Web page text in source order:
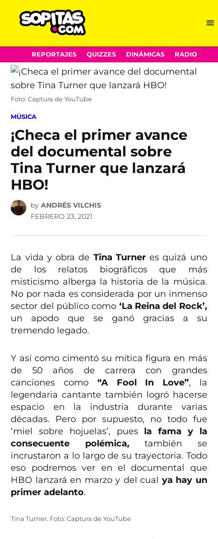
Skip
to
content
REPORTAJES QUIZZES DINÁMICAS RADIO
Foto: Captura de YouTube
POSTED
MÚSICA
¡Checa el primer avance
del documental sobre
Tina Turner que lanzará
HBO!
by ANDRÉS VILCHIS
FEBRERO 23, 2021
La vida y obra de Tina Turneres quizá uno
de los relatos biográficos que más
misticismo alberga la historia de la música.
No por nada es considerada por un inmenso
sector del público como ‘La Reina del Rock’,
un apodo que se ganó gracias a su
tremendo legado.
Y así como cimentó su mítica figura en más
de 50 años de carrera con grandes
canciones como “A Fool In Love”, la
legendaria cantante también logró hacerse
espacio en la industria durante varias
décadas. Pero por supuesto, no todo fue
‘miel sobre hojuelas’, pues la fama y la
consecuente polémica, también se
incrustaron a lo largo de su trayectoria. Todo
eso podremos ver en el documental que
HBO lanzará en marzo y del cual ya hay un
primer adelanto.
Tina Turner. Foto: Captura de YouTube